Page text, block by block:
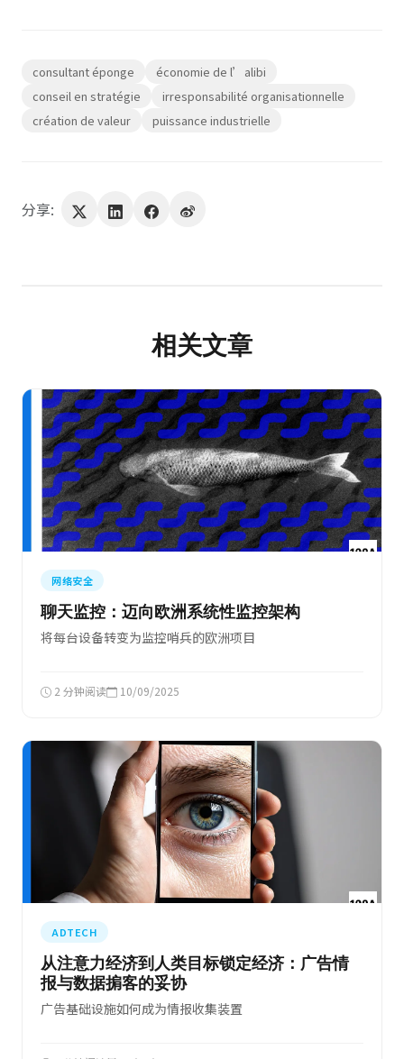
consultant éponge
économie de l’alibi
conseil en stratégie
irresponsabilité organisationnelle
création de valeur
puissance industrielle
分享:
相关文章
网络安全
聊天监控：迈向欧洲系统性监控架构
将每台设备转变为监控哨兵的欧洲项目
2 分钟阅读 10/09/2025
ADTECH
从注意力经济到人类目标锁定经济：广告情
报与数据掮客的妥协
广告基础设施如何成为情报收集装置